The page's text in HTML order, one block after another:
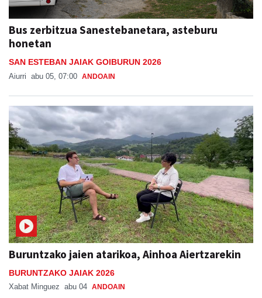
Bus zerbitzua Sanestebanetara, asteburu
honetan
SAN ESTEBAN JAIAK GOIBURUN 2026
Aiurri abu 05, 07:00 ANDOAIN
Buruntzako jaien atarikoa, Ainhoa Aiertzarekin
BURUNTZAKO JAIAK 2026
Xabat Minguez abu 04 ANDOAIN